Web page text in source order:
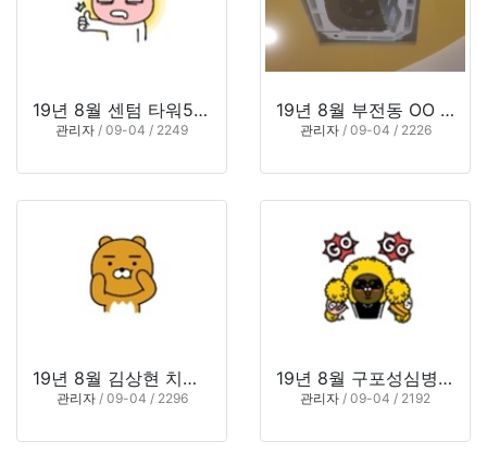
19년 8월 센텀 타워5층 뮤즈의원
관리자 / 09-04 / 2249
19년 8월 부전동 OO 소아과
관리자/ 09-04 / 2226
19년 8월 김상현 치과
관리자/ 09-04 / 2296
19년 8월 구포성심병원
관리자 / 09-04 / 2192